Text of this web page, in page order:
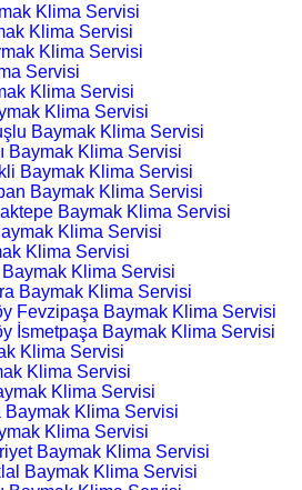
Klima Servisi
Klima Servisi
Klima Servisi
Servisi
Klima Servisi
Klima Servisi
Baymak Klima Servisi
Baymak Klima Servisi
Baymak Klima Servisi
Baymak Klima Servisi
Baymak Klima Servisi
Klima Servisi
Klima Servisi
Klima Servisi
Baymak Klima Servisi
Fevzipaşa Baymak Klima Servisi
İsmetpaşa Baymak Klima Servisi
Klima Servisi
Klima Servisi
Klima Servisi
Klima Servisi
Klima Servisi
Baymak Klima Servisi
Baymak Klima Servisi